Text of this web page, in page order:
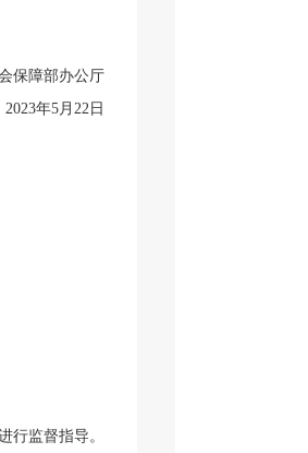
保障部办公厅
2023年5月 22 日
行监督指导。